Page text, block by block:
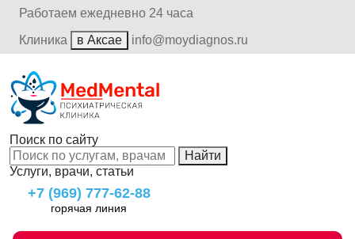
Работаем ежедневно 24 часа
Клиника
в Аксае info@moydiagnos.ru
Поиск по сайту
Найти
Услуги, врачи, статьи
+7 (969) 777-62-88
горячая линия